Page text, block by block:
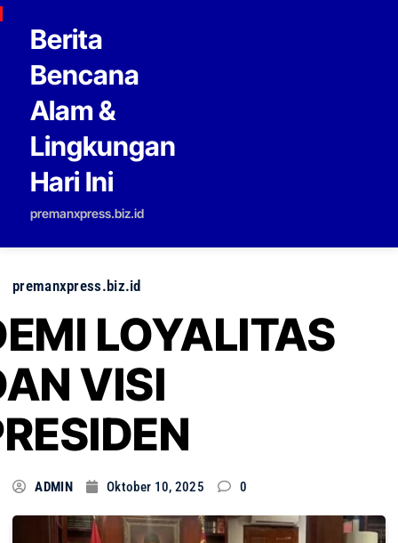
Skip to content
Berita
Bencana
Alam &
Lingkungan
Hari Ini
premanxpress.biz.id
premanxpress.biz.id
LOYALITAS
VISI
ADMIN Oktober 10, 2025 0